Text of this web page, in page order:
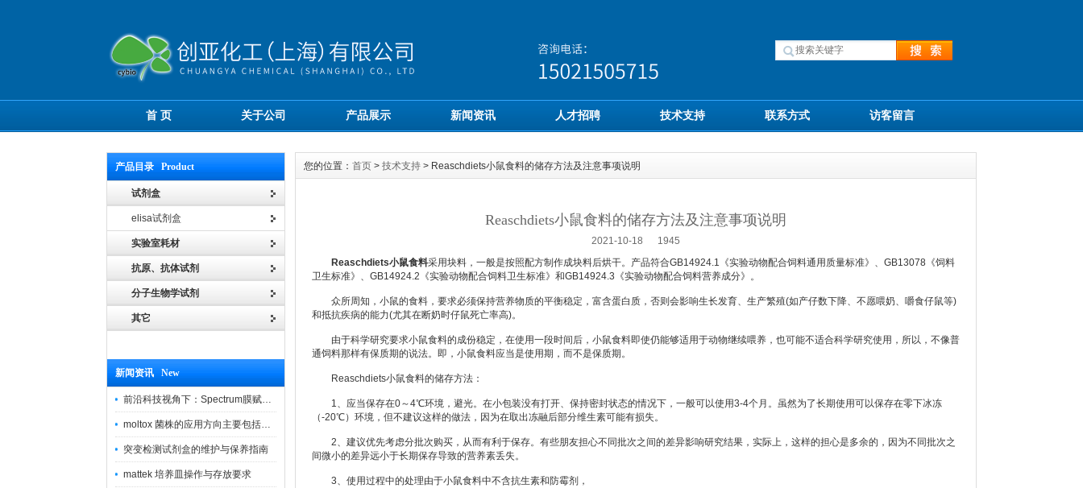
首 页 关于公司 产品展示 新闻资讯 人才招聘 技术支持 联系方式 访客留言
产品目录 Product
试剂盒
elisa试剂盒
实验室耗材
抗原、抗体试剂
分子生物学试剂
其它
新闻资讯 New
前沿科技视角下：Spectrum膜赋能精密制造
moltox 菌株的应用方向主要包括以下几个方面
突变检测试剂盒的维护与保养指南
mattek 培养皿操作与存放要求
您的位置： 首页 > 技术支持 > Reaschdiets小鼠食料的储存方法及注意事项说明
Reaschdiets小鼠食料的储存方法及注意事项说明
2021-10-18 1945
Reaschdiets小鼠食料采用块料，一般是按照配方制作成块料后烘干。产品符合GB14924.1《实验动物配合饲料通用质量标准》、GB13078《饲料
卫生标准》、GB14924.2《实验动物配合饲料卫生标准》和GB14924.3《实验动物配合饲料营养成分》。
众所周知，小鼠的食料，要求必须保持营养物质的平衡稳定，富含蛋白质，否则会影响生长发育、生产繁殖(如产仔数下降、不愿喂奶、嚼食仔鼠等)
和抵抗疾病的能力(尤其在断奶时仔鼠死亡率高)。
由于科学研究要求小鼠食料的成份稳定，在使用一段时间后，小鼠食料即使仍能够适用于动物继续喂养，也可能不适合科学研究使用，所以，不像普
通饲料那样有保质期的说法。即，小鼠食料应当是使用期，而不是保质期。
Reaschdiets小鼠食料的储存方法：
1、应当保存在0～4℃环境，避光。在小包装没有打开、保持密封状态的情况下，一般可以使用3-4个月。虽然为了长期使用可以保存在零下冰冻
（-20℃）环境，但不建议这样的做法，因为在取出冻融后部分维生素可能有损失。
2、建议优先考虑分批次购买，从而有利于保存。有些朋友担心不同批次之间的差异影响研究结果，实际上，这样的担心是多余的，因为不同批次之
间微小的差异远小于长期保存导致的营养素丢失。
3、使用过程中的处理由于小鼠食料中不含抗生素和防霉剂，